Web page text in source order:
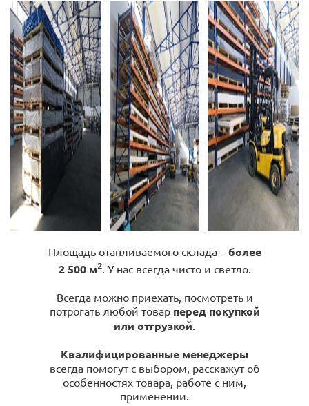
Площадь отапливаемого склада – более
2 500 м2. У нас всегда чисто и светло.
Всегда можно приехать, посмотреть и
потрогать любой товар перед покупкой
или отгрузкой.
Квалифицированные менеджеры
всегда помогут с выбором, расскажут об
особенностях товара, работе с ним,
применении.